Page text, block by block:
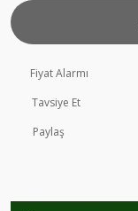
Fiyat Alarmı
Tavsiye Et
Paylaş